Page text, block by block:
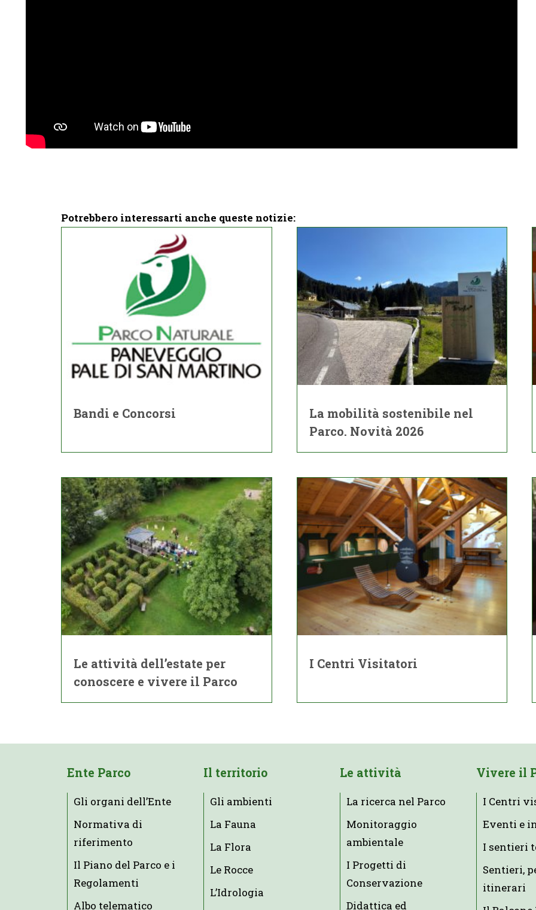
Potrebbero interessarti anche queste notizie:
Bandi e Concorsi
La mobilità sostenibile nel
Parco. Novità 2026
Le attività dell’estate per
conoscere e vivere il Parco
I Centri Visitatori
Ente Parco
Gli organi dell’Ente
Normativa di
riferimento
Il Piano del Parco e i
Regolamenti
Albo telematico
Il territorio
Gli ambienti
La Fauna
La Flora
Le Rocce
L’Idrologia
Le attività
La ricerca nel Parco
Monitoraggio
ambientale
I Progetti di
Conservazione
Didattica ed
Vivere il
I Centri
Eventi e
I sentieri
Sentieri,
itinerari